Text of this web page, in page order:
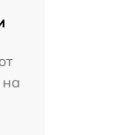
на